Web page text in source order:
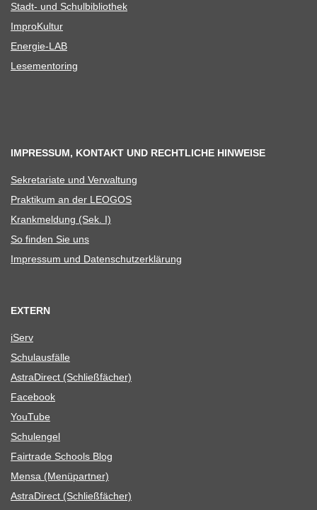
Stadt- und Schulbibliothek
Impro­Kul­tur
Ener­­gie-LAB
Lese­men­to­ring
IMPRESSUM, KONTAKT UND RECHTLICHE HINWEISE
Sekre­ta­riate und Verwaltung
Prak­ti­kum an der LEOGOS
Krank­mel­dung (Sek. I)
So fin­den Sie uns
Impres­sum und Datenschutzerklärung
EXTERN
iServ
Schul­aus­fälle
Astra­Di­rect (Schließ­fä­cher)
Face­book
You­Tube
Schul­en­gel
Fair­trade Schools Blog
Mensa (Menü­part­ner)
Astra­Di­rect (Schließ­fä­cher)